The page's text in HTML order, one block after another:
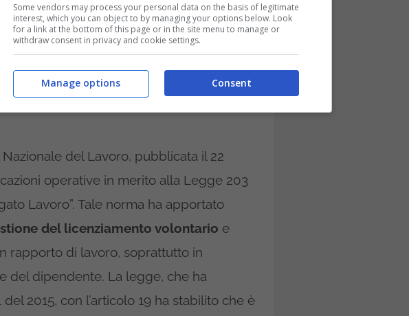
del Lavoro, pubblicata il 22
operative in merito alla Legge 203
Lavoro”. Tale norma ha apportato
del licenziamento volontario e
rapporto di lavoro, soprattutto in
del dipendente. La legge, che ha
2015, con l’articolo 19 ha stabilito che è
Some vendors may process your personal data on the basis of legitimate
interest, which you can object to by managing your options below. Look
for a link at the bottom of this page or in the site menu to manage or
withdraw consent in privacy and cookie settings.
Consent
Manage options